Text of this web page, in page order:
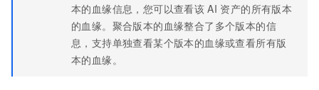
本的血缘信息，您可以查看该 AI 资产的所有版本
的血缘。聚合版本的血缘整合了多个版本的信
息，支持单独查看某个版本的血缘或查看所有版
本的血缘。